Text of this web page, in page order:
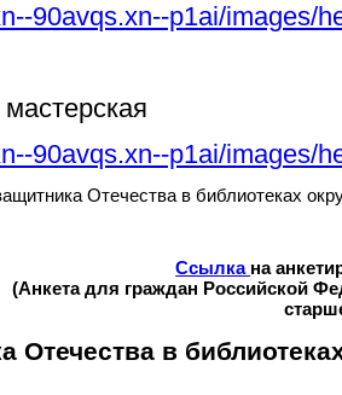
90avqs.xn--p1ai/images/
90avqs.xn--p1ai/images/
Отечества в библиотеках
Ссылка на
(Анкета для граждан Российской
Отечества в